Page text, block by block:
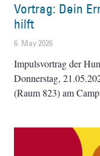
Vortrag: Dein
hilft
6. May 2026
Impulsvortrag der
Donnerstag,
(Raum 823) am